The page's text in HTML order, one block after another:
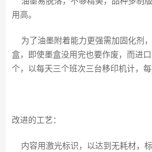
用高。
为了油墨附着能力更强需加固化剂
盒，即使墨盒没用完也要作废，而进
个，以每天三个班次三台移印机计，每
改进的工艺：
内容用激光标识，以达到无耗材，